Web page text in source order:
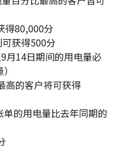
得80,000分
获得500分
9月14日期间的用电量必
高的客户将可获得
单的用电量比去年同期的